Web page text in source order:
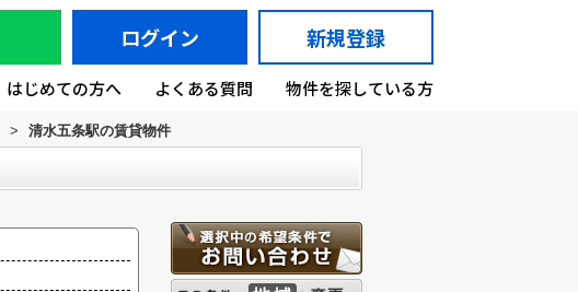
ログイン 新規登録
はじめての方へ よくある質問 物件を探している方
> 清水五条駅の賃貸物件